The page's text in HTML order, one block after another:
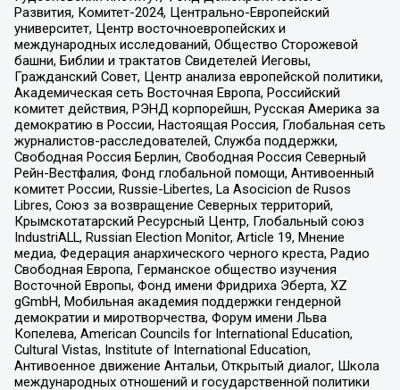
Развития, Комитет-2024, Центрально-Европейский
университет, Центр восточноевропейских и
международных исследований, Общество Сторожевой
башни, Библии и трактатов Свидетелей Иеговы,
Гражданский Совет, Центр анализа европейской политики,
Академическая сеть Восточная Европа, Российский
комитет действия, РЭНД корпорейшн, Русская Америка за
демократию в России, Настоящая Россия, Глобальная сеть
журналистов-расследователей, Служба поддержки,
Свободная Россия Берлин, Свободная Россия Северный
Рейн-Вестфалия, Фонд глобальной помощи, Антивоенный
комитет России, Russie-Libertes, La Asocicion de Rusos
Libres, Союз за возвращение Северных территорий,
Крымскотатарский Ресурсный Центр, Глобальный союз
IndustriALL, Russian Election Monitor, Article 19, Мнение
медиа, Федерация анархического черного креста, Радио
Свободная Европа, Германское общество изучения
Восточной Европы, Фонд имени Фридриха Эберта, XZ
gGmbH, Мобильная академия поддержки гендерной
демократии и миротворчества, Форум имени Льва
Копелева, American Councils for International Education,
Cultural Vistas, Institute of International Education,
Антивоенное движение Антальи, Открытый диалог, Школа
международных отношений и государственной политики